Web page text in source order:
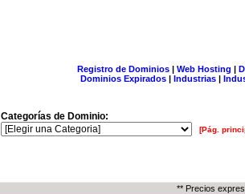
Registro de Dominios| Web Hosting |
Dominios Expirados | Industrias |
Categorías de Dominio:
[Pág.
** Precios